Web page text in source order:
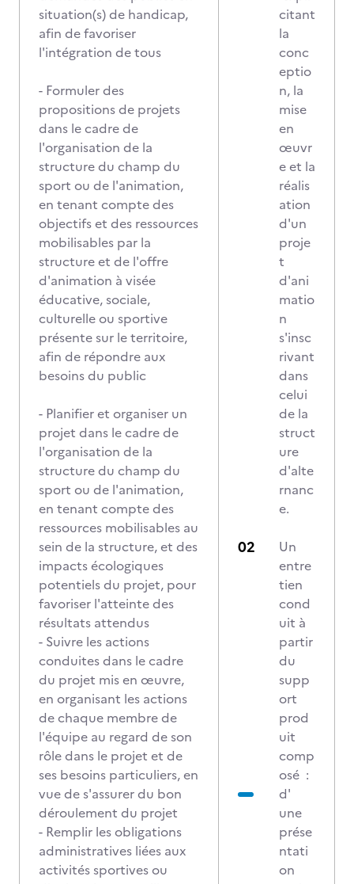
situation(s) de handicap,
afin de favoriser
l'intégration de tous
- Formuler des
propositions de projets
dans le cadre de
l'organisation de la
structure du champ du
sport ou de l'animation,
en tenant compte des
objectifs et des ressources
mobilisables par la
structure et de l'offre
d'animation à visée
éducative, sociale,
culturelle ou sportive
présente sur le territoire,
afin de répondre aux
besoins du public
- Planifier et organiser un
projet dans le cadre de
l'organisation de la
structure du champ du
sport ou de l'animation,
en tenant compte des
ressources mobilisables au
sein de la structure, et des
impacts écologiques
potentiels du projet, pour
favoriser l'atteinte des
résultats attendus
- Suivre les actions
conduites dans le cadre
du projet mis en œuvre,
en organisant les actions
de chaque membre de
l'équipe au regard de son
rôle dans le projet et de
ses besoins particuliers, en
vue de s'assurer du bon
déroulement du projet
- Remplir les obligations
administratives liées aux
activités sportives ou
citant
la
conc
eptio
n, la
mise
en
œuvr
e et la
réalis
ation
d'un
proje
t
d'ani
matio
n
s'insc
rivant
dans
celui
de la
struct
ure
d'alte
rnanc
e.
Un
entre
tien
cond
uit à
partir
du
supp
ort
prod
uit
comp
osé :
d'
une
prése
ntati
on